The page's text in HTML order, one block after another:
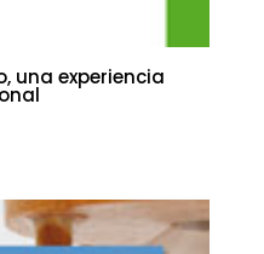
una experiencia